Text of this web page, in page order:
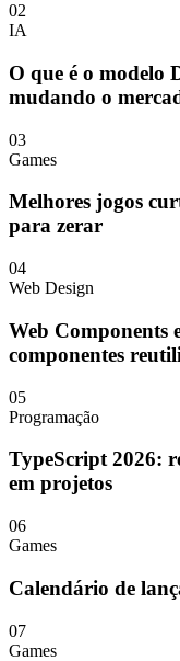
02
IA
O que é o modelo
mudando o
03
Games
Melhores jogos
para zerar
04
Web Design
Web Components
componentes
05
Programação
TypeScript 2026:
em projetos
06
Games
Calendário de
07
Games